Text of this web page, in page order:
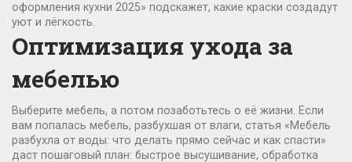
оформления кухни 2025» подскажет, какие краски создадут
уют и лёгкость.
Оптимизация ухода за
мебелью
Выберите мебель, а потом позаботьтесь о её жизни. Если
вам попалась мебель, разбухшая от влаги, статья «Мебель
разбухла от воды: что делать прямо сейчас и как спасти»
даст пошаговый план: быстрое высушивание, обработка